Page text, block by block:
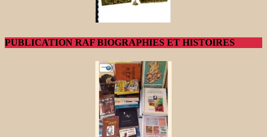
PUBLICATION RAF BIOGRAPHIES ET HISTOIRES